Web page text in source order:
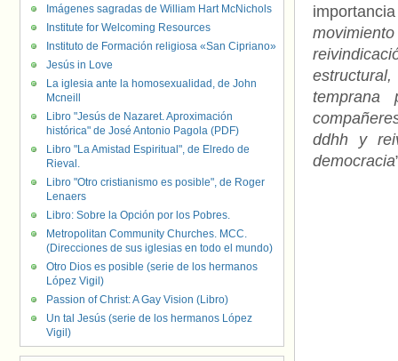
ddhh y
democracia
Imágenes sagradas de William Hart McNichols
Institute for Welcoming Resources
Instituto de Formación religiosa «San Cipriano»
Jesús in Love
La iglesia ante la homosexualidad, de John
Mcneill
Libro "Jesús de Nazaret. Aproximación
histórica" de José Antonio Pagola (PDF)
Libro "La Amistad Espiritual", de Elredo de
Rieval.
Libro "Otro cristianismo es posible", de Roger
Lenaers
Libro: Sobre la Opción por los Pobres.
Metropolitan Community Churches. MCC.
(Direcciones de sus iglesias en todo el mundo)
Otro Dios es posible (serie de los hermanos
López Vigil)
Passion of Christ: A Gay Vision (Libro)
Un tal Jesús (serie de los hermanos López
Vigil)